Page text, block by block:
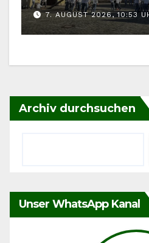
7. AUGUST 2026, 10:53
Archiv durchsuchen
Unser WhatsApp Kanal